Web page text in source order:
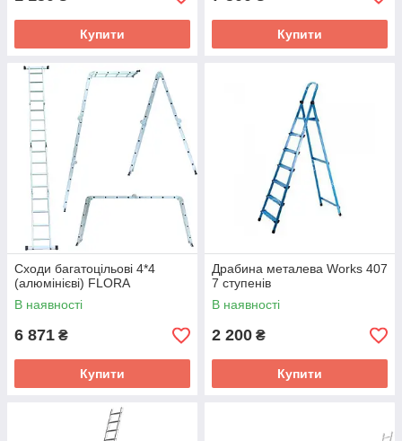
Купити Купити
Сходи багатоцільові 4*4
(алюмінієві) FLORA
В наявності
6 871 ₴
Купити
Драбина металева Works 407
7 ступенів
В наявності
2 200 ₴
Купити